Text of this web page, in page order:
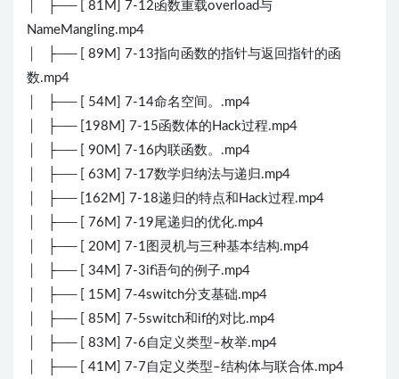
│ ├── [ 81M] 7-12函数重载overload与
NameMangling.mp4
│ ├── [ 89M] 7-13指向函数的指针与返回指针的函
数.mp4
│ ├── [ 54M] 7-14命名空间。.mp4
│ ├── [198M] 7-15函数体的Hack过程.mp4
│ ├── [ 90M] 7-16内联函数。.mp4
│ ├── [ 63M] 7-17数学归纳法与递归.mp4
│ ├── [162M] 7-18递归的特点和Hack过程.mp4
│ ├── [ 76M] 7-19尾递归的优化.mp4
│ ├── [ 20M] 7-1图灵机与三种基本结构.mp4
│ ├── [ 34M] 7-3if语句的例子.mp4
│ ├── [ 15M] 7-4switch分支基础.mp4
│ ├── [ 85M] 7-5switch和if的对比.mp4
│ ├── [ 83M] 7-6自定义类型–枚举.mp4
│ ├── [ 41M] 7-7自定义类型–结构体与联合体.mp4